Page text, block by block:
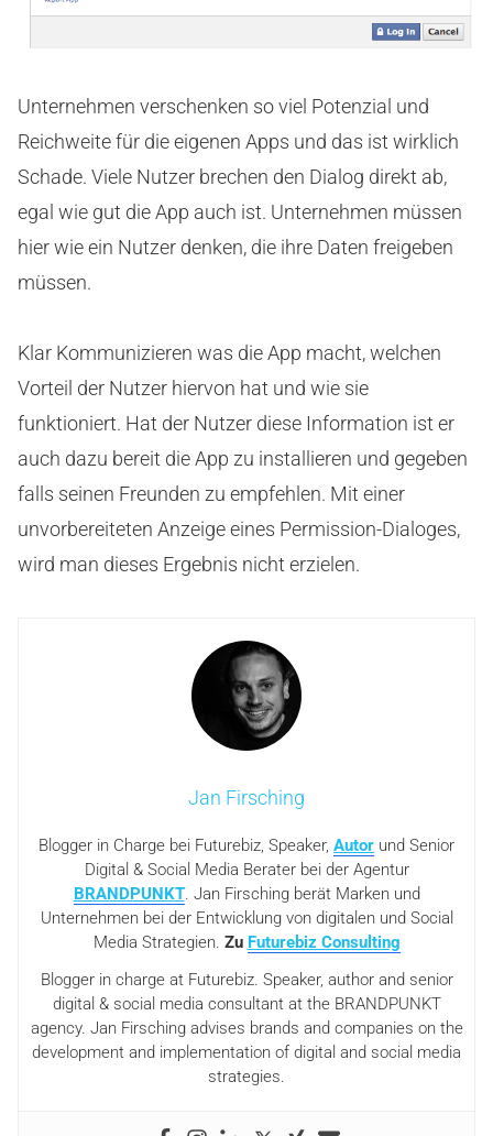
Unternehmen verschenken so viel Potenzial und
Reichweite für die eigenen Apps und das ist wirklich
Schade. Viele Nutzer brechen den Dialog direkt ab,
egal wie gut die App auch ist. Unternehmen müssen
hier wie ein Nutzer denken, die ihre Daten freigeben
müssen.
Klar Kommunizieren was die App macht, welchen
Vorteil der Nutzer hiervon hat und wie sie
funktioniert. Hat der Nutzer diese Information ist er
auch dazu bereit die App zu installieren und gegeben
falls seinen Freunden zu empfehlen. Mit einer
unvorbereiteten Anzeige eines Permission-Dialoges,
wird man dieses Ergebnis nicht erzielen.
Jan Firsching
Blogger in Charge bei Futurebiz, Speaker, Autor und Senior
Digital & Social Media Berater bei der Agentur
BRANDPUNKT. Jan Firsching berät Marken und
Unternehmen bei der Entwicklung von digitalen und Social
Media Strategien. Zu Futurebiz Consulting
Blogger in charge at Futurebiz. Speaker, author and senior
digital & social media consultant at the BRANDPUNKT
agency. Jan Firsching advises brands and companies on the
development and implementation of digital and social media
strategies.